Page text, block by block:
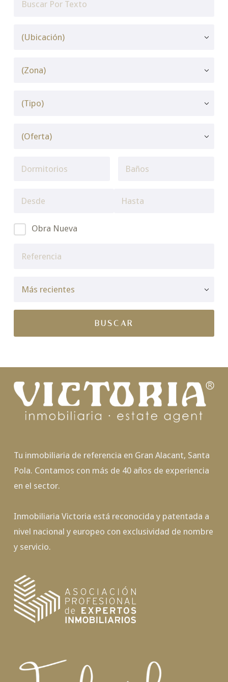
Obra Nueva
Tu inmobiliaria de referencia en Gran Alacant, Santa
Pola. Contamos con más de 40 años de experiencia
en el sector.
Inmobiliaria Victoria está reconocida y patentada a
nivel nacional y europeo con exclusividad de nombre
y servicio.